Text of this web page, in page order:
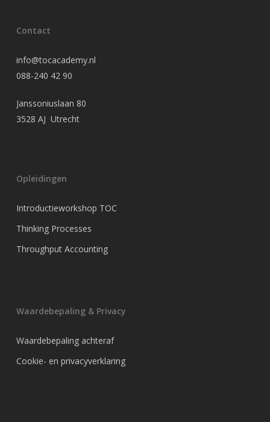
Contact
info@tocacademy.nl
088-240 42 90
Janssoniuslaan 80
3528 AJ Utrecht
Opleidingen
Introductieworkshop TOC
Thinking Processes
Throughput Accounting
Waardebepaling & Privacy
Waardebepaling achteraf
Cookie- en privacyverklaring